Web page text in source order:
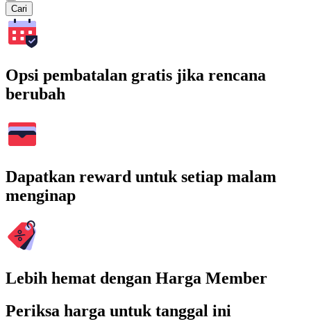
Cari
Opsi pembatalan gratis jika rencana
berubah
Dapatkan reward untuk setiap malam
menginap
Lebih hemat dengan Harga Member
Periksa harga untuk tanggal ini